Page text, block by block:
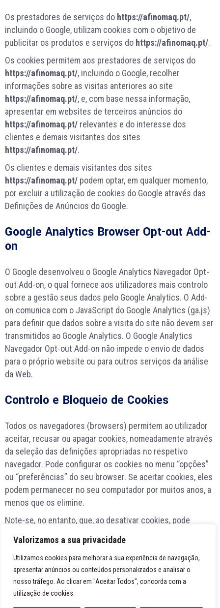
Valorizamos a sua privacidade
Utilizamos cookies para melhorar a sua experiência de navegação,
apresentar anúncios ou conteúdos personalizados e analisar o
nosso tráfego. Ao clicar em "Aceitar Todos", concorda com a
utilização de cookies.
Os prestadores de serviços do https://afinomaq.pt/,
incluindo o Google, utilizam cookies com o objetivo de
publicitar os produtos e serviços do https://afinomaq.pt/.
Os cookies permitem aos prestadores de serviços do
https://afinomaq.pt/, incluindo o Google, recolher
informações sobre as visitas anteriores ao site
https://afinomaq.pt/, e, com base nessa informação,
apresentar em websites de terceiros anúncios do
https://afinomaq.pt/ relevantes e do interesse dos
clientes e demais visitantes dos sites
https://afinomaq.pt/.
Os clientes e demais visitantes dos sites
https://afinomaq.pt/ podem optar, em qualquer momento,
por excluir a utilização de cookies do Google através das
Definições de Anúncios do Google.
Google Analytics Browser Opt-out Add-
on
O Google desenvolveu o Google Analytics Navegador Opt-
out Add-on, o qual fornece aos utilizadores mais controlo
sobre a gestão seus dados pelo Google Analytics. O Add-
on comunica com o JavaScript do Google Analytics (ga.js)
para definir que dados sobre a visita do site não devem ser
transmitidos ao Google Analytics. O Google Analytics
Navegador Opt-out Add-on não impede o envio de dados
para o próprio website ou para outros serviços da análise
da Web.
Controlo e Bloqueio de Cookies
Todos os navegadores (browsers) permitem ao utilizador
aceitar, recusar ou apagar cookies, nomeadamente através
da seleção das definições apropriadas no respetivo
navegador. Pode configurar os cookies no menu “opções”
ou “preferências” do seu browser. Se aceitar cookies, eles
podem permanecer no seu computador por muitos anos, a
menos que os elimine.
Note-se, no entanto, que, ao desativar cookies, pode
corretamente, afetando, parcial ou totalmente, a navegação
no website. Para saber mais sobre os cookies, incluindo a
forma de ver o que os cookies foram criados e como
gerenciar e excluí-los, visite www.allaboutcookies.org que
inclui informações sobre como gerir as suas